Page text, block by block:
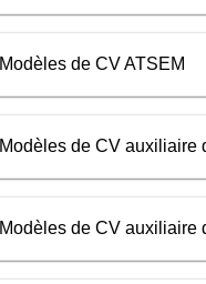
Modèles de CV ATSEM
Modèles de CV auxiliaire
Modèles de CV auxiliaire